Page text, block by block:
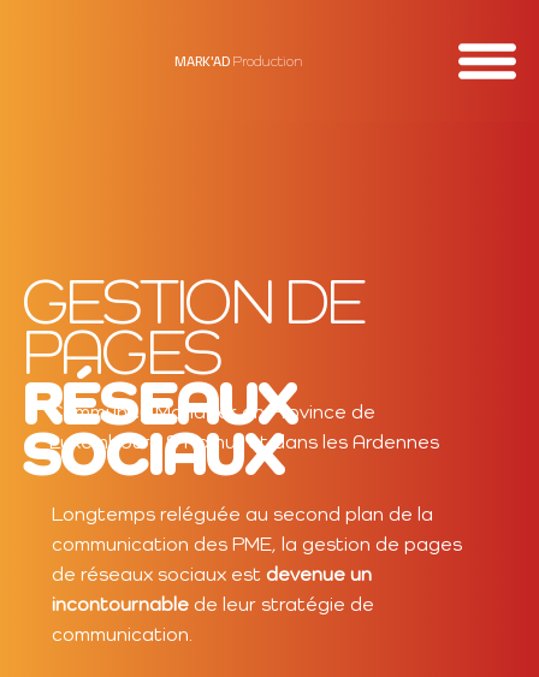
MARK'AD Production
GESTION DE
PAGES
RÉSEAUX
SOCIAUX
Community Manager en Province de
Luxembourg & Namur et dans les Ardennes
Longtemps reléguée au second plan de la
communication des PME, la gestion de pages
de réseaux sociaux est devenue un
incontournablede leur stratégie de
communication.